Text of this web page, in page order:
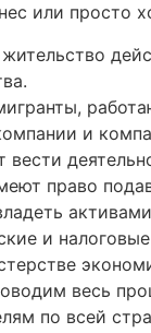
или просто
и
вести
право
и
весь
по всей